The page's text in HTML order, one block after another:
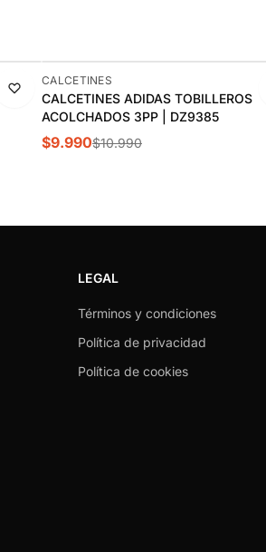
-9%
CALCETINES
CALCETINES ADIDAS TOBILLEROS
ACOLCHADOS 3PP | DZ9385
$9.990$10.990
LEGAL
Términos y condiciones
Política de privacidad
Política de cookies